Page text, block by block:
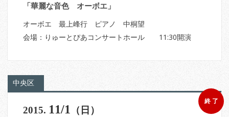
「華麗な音色 オーボエ」
オーボエ 最上峰行 ピアノ 中桐望
会場：りゅーとぴあコンサートホール 11:30開演
中央区
終 了
2015. 11/1 （日）